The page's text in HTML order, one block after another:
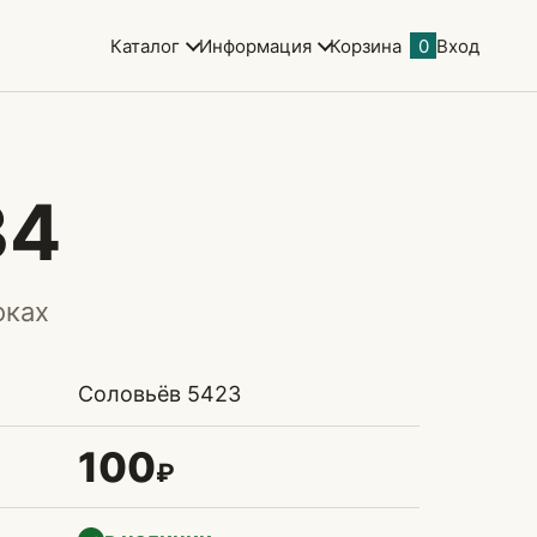
Каталог Информация Корзина 0 Вход
Соловьёв 5423
100₽